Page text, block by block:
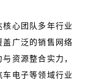
心团队多年行业
广泛的销售网络
资源整合实力，
电子等领域行业